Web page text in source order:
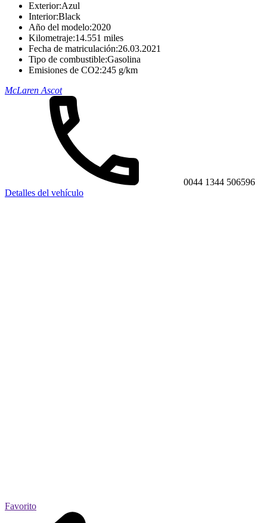
Exterior:Azul
Interior:Black
Año del modelo:2020
Kilometraje:14.551 miles
Fecha de matriculación:26.03.2021
Tipo de combustible:Gasolina
Emisiones de CO2:245 g/km
McLaren Ascot
0044 1344 506596
Detalles del vehículo
Favorito